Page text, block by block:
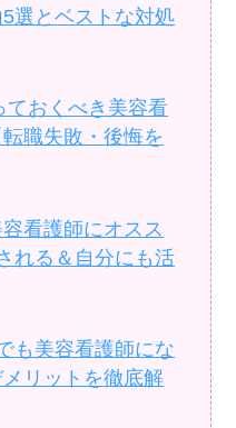
選とベストな対処
ておくべき美容看
職失敗・後悔を
看護師にオスス
れる＆自分にも活
も美容看護師にな
リットを徹底解